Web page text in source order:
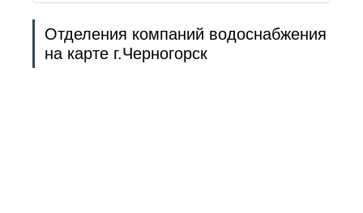
Отделения компаний водоснабжения
на карте г.Черногорск